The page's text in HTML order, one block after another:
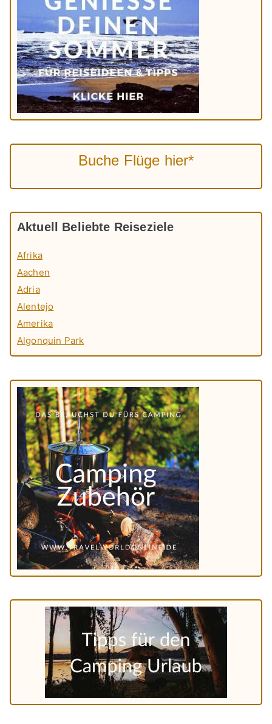
Buche Flüge hier*
Aktuell Beliebte Reiseziele
Afrika
Aachen
Adria
Alentejo
Amerika
Algonquin Park